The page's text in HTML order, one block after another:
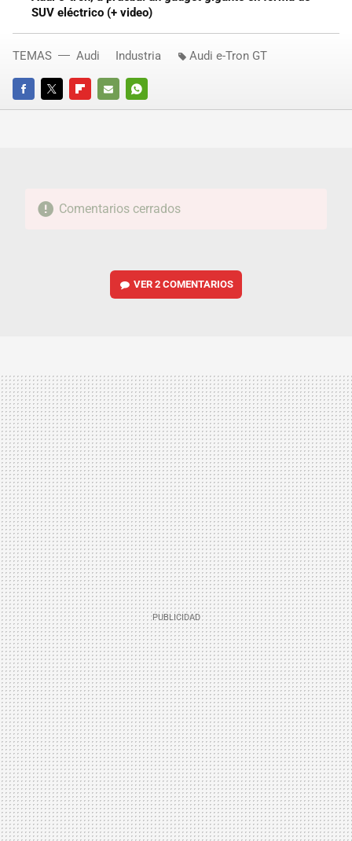
SUV eléctrico (+ video)
FACEBOOKTWITTERFLIPBOARD
E-
WHATSAPP
TEMAS Audi Industria Audi e-Tron GT
Comentarios cerrados
VER2 COMENTARIOS